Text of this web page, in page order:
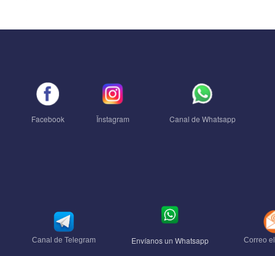
Facebook Ïnstagram Canal de Whatsapp
Canal de Telegram Envíanos un Whatsapp Correo